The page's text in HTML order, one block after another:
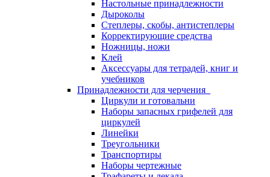
Настольные принадлежности
Дыроколы
Степлеры, скобы, антистеплеры
Корректирующие средства
Ножницы, ножи
Клей
Аксессуары для тетрадей, книг и
учебников
Принадлежности для черчения
Циркули и готовальни
Наборы запасных грифелей для
циркулей
Линейки
Треугольники
Транспортиры
Наборы чертежные